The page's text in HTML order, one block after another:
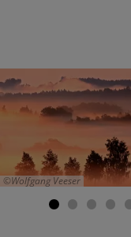
Wolfgang Veeser